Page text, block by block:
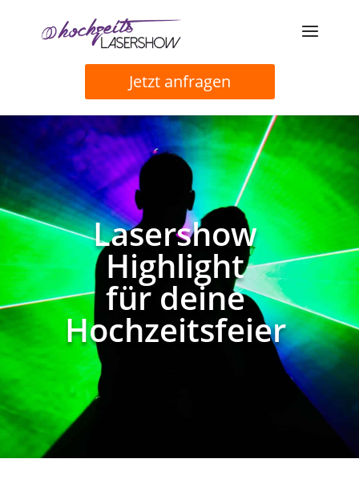
Jetzt anfragen
Lasershow
Highlight
für deine
Hochzeitsfeier